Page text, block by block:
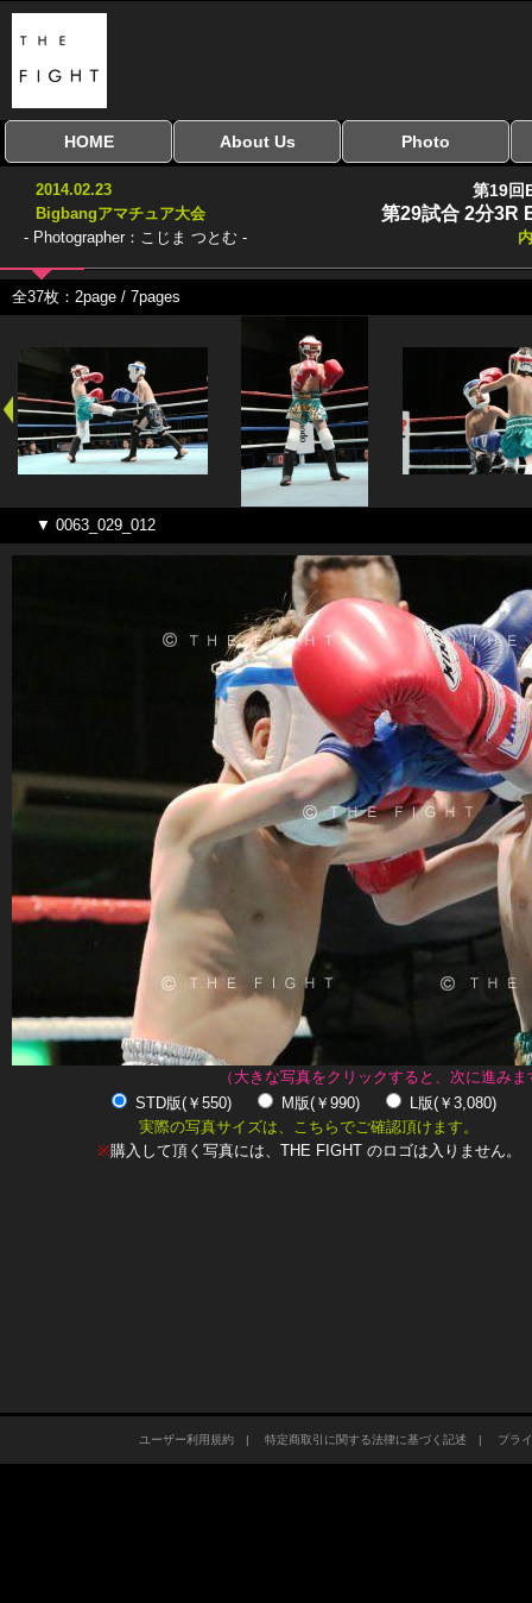
HOME
全興行を表示
ナイスミドル
アマチュアキック
協議会
全日本学生キック
建武館キッズ大会
Bigbang
おやじファイト
About Us Photo
無料ダウンロード
2014.02.23
Bigbangアマチュア大会
- Photographer：こじま つとむ -
第19回
第29試合 2分3R
全37枚：2page / 7pages
▼ 0063_029_012
（大きな写真をクリックすると、次に進みま
STD版(￥550)
M版(￥990)
L版(￥3,080)
実際の写真サイズは、こちらでご確認頂けます。
※購入して頂く写真には、THE FIGHT のロゴは入りません。
ユーザー利用規約| 特定商取引に関する法律に基づく記述 | プラ